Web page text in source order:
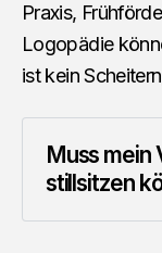
Praxis,
Logopädie
ist kein
Muss mein
stillsitzen